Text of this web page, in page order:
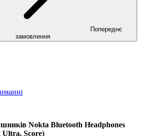
Попереднє
замовлення
Nokta Bluetooth Headphones
Ultra, Score)